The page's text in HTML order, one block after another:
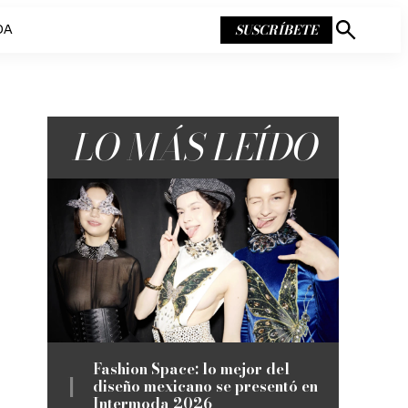
SUSCRÍBETE
Mostrar
LO MÁS LEÍDO
Fashion Space: lo mejor del
diseño mexicano se presentó en
Intermoda 2026